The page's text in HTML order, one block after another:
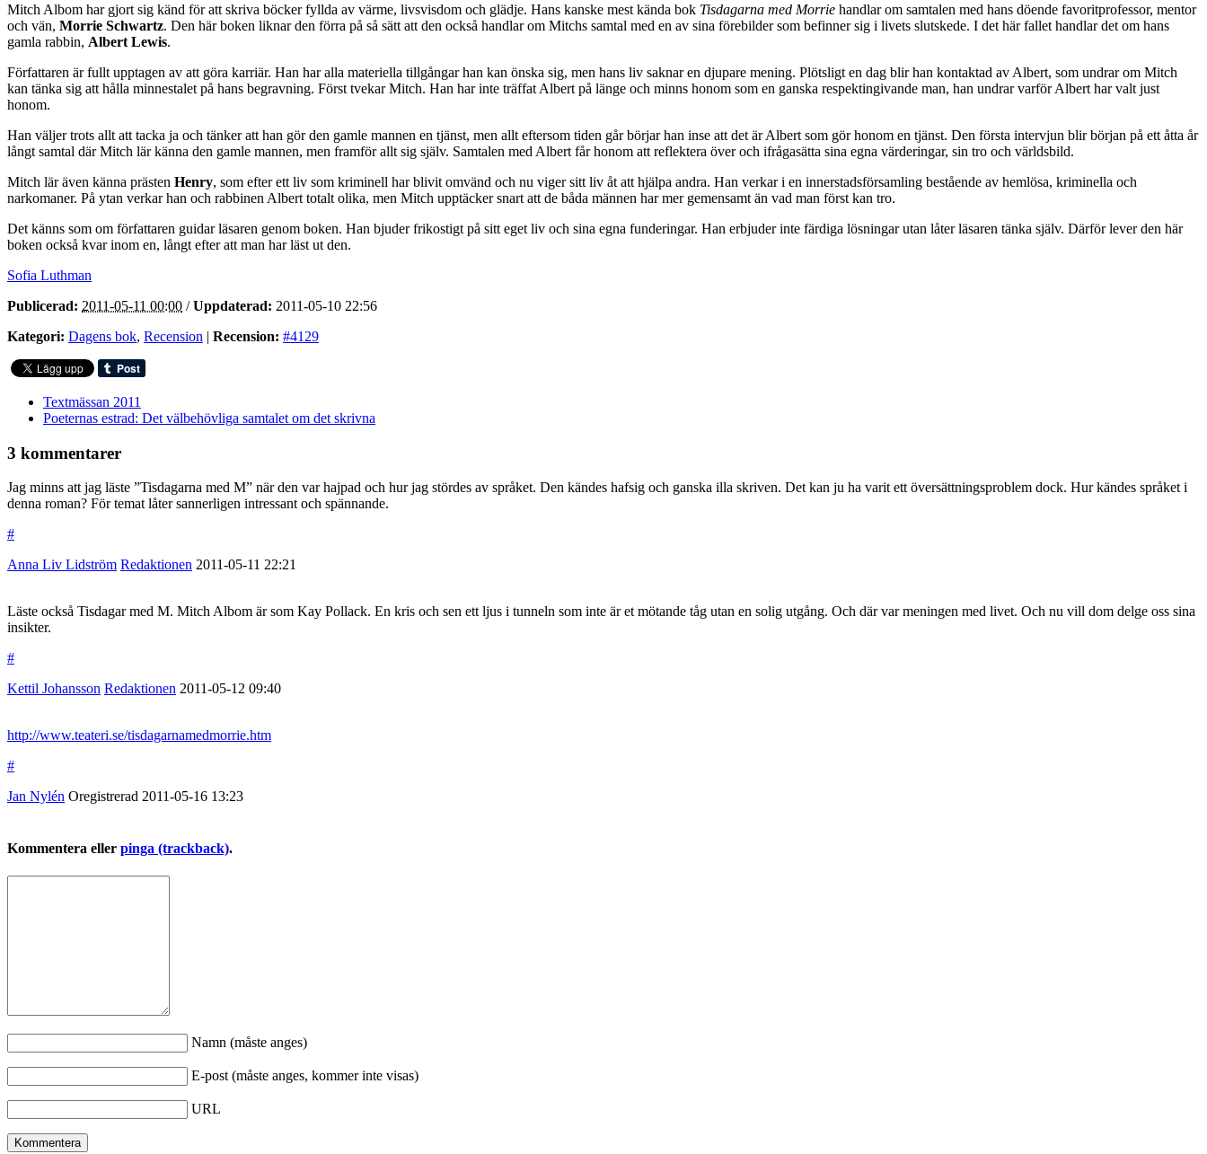
Mitch Albom har gjort sig känd för att skriva böcker fyllda av värme, livsvisdom och glädje. Hans kanske mest kända bok Tisdagarna med Morrie handlar om samtalen med hans döende favoritprofessor, mentor
och vän, Morrie Schwartz. Den här boken liknar den förra på så sätt att den också handlar om Mitchs samtal med en av sina förebilder som befinner sig i livets slutskede. I det här fallet handlar det om hans
gamla rabbin, Albert Lewis.
Författaren är fullt upptagen av att göra karriär. Han har alla materiella tillgångar han kan önska sig, men hans liv saknar en djupare mening. Plötsligt en dag blir han kontaktad av Albert, som undrar om Mitch
kan tänka sig att hålla minnestalet på hans begravning. Först tvekar Mitch. Han har inte träffat Albert på länge och minns honom som en ganska respektingivande man, han undrar varför Albert har valt just
honom.
Han väljer trots allt att tacka ja och tänker att han gör den gamle mannen en tjänst, men allt eftersom tiden går börjar han inse att det är Albert som gör honom en tjänst. Den första intervjun blir början på ett åtta år
långt samtal där Mitch lär känna den gamle mannen, men framför allt sig själv. Samtalen med Albert får honom att reflektera över och ifrågasätta sina egna värderingar, sin tro och världsbild.
Mitch lär även känna prästen Henry, som efter ett liv som kriminell har blivit omvänd och nu viger sitt liv åt att hjälpa andra. Han verkar i en innerstadsförsamling bestående av hemlösa, kriminella och
narkomaner. På ytan verkar han och rabbinen Albert totalt olika, men Mitch upptäcker snart att de båda männen har mer gemensamt än vad man först kan tro.
Det känns som om författaren guidar läsaren genom boken. Han bjuder frikostigt på sitt eget liv och sina egna funderingar. Han erbjuder inte färdiga lösningar utan låter läsaren tänka själv. Därför lever den här
boken också kvar inom en, långt efter att man har läst ut den.
Sofia Luthman
Publicerad: 2011-05-11 00:00 /Uppdaterad: 2011-05-10 22:56
Kategori: Dagens bok, Recension | Recension: #4129
Textmässan 2011
Poeternas estrad: Det välbehövliga samtalet om det skrivna
3 kommentarer
Jag minns att jag läste ”Tisdagarna med M” när den var hajpad och hur jag stördes av språket. Den kändes hafsig och ganska illa skriven. Det kan ju ha varit ett översättningsproblem dock. Hur kändes språket i
denna roman? För temat låter sannerligen intressant och spännande.
#
Anna Liv Lidström Redaktionen 2011-05-11 22:21
Läste också Tisdagar med M. Mitch Albom är som Kay Pollack. En kris och sen ett ljus i tunneln som inte är et mötande tåg utan en solig utgång. Och där var meningen med livet. Och nu vill dom delge oss sina
insikter.
#
Kettil Johansson Redaktionen 2011-05-12 09:40
http://www.teateri.se/tisdagarnamedmorrie.htm
#
Jan Nylén Oregistrerad 2011-05-16 13:23
Kommentera eller pinga (trackback).
Namn (måste anges)
E-post (måste anges, kommer inte visas)
URL